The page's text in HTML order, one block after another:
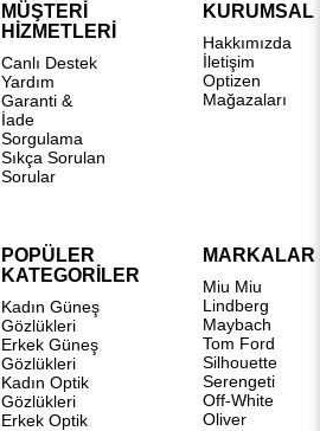
MÜŞTERİ
HİZMETLERİ
Canlı Destek
Yardım
Garanti &
İade
Sorgulama
Sıkça Sorulan
Sorular
KURUMSAL
Hakkımızda
İletişim
Optizen
Mağazaları
POPÜLER
KATEGORİLER
Kadın Güneş
Gözlükleri
Erkek Güneş
Gözlükleri
Kadın Optik
Gözlükleri
Erkek Optik
MARKALAR
Miu Miu
Lindberg
Maybach
Tom Ford
Silhouette
Serengeti
Off-White
Oliver